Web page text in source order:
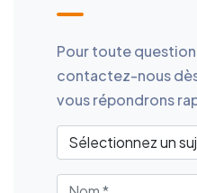
Pour toute
contactez-nous
vous répondrons